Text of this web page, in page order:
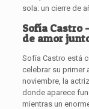
sola: un cierre de
Sofía Castro
de amor
Sofía Castro está
celebrar su primer
noviembre, la
donde aparece
mientras un